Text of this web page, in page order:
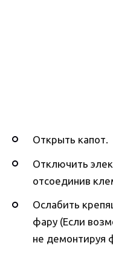
Открыть капот.
Отключить
отсоединив
Ослабить
фару (Если
не демонтируя